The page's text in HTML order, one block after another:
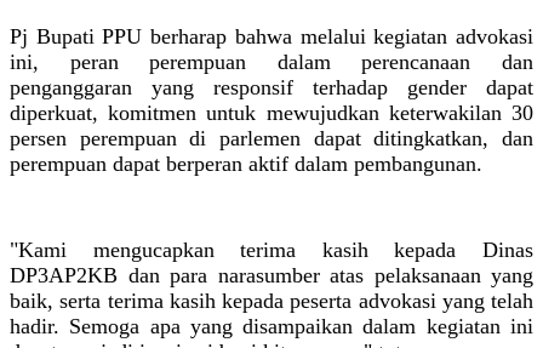
Pj Bupati PPU berharap bahwa melalui kegiatan advokasi
ini, peran perempuan dalam perencanaan dan
penganggaran yang responsif terhadap gender dapat
diperkuat, komitmen untuk mewujudkan keterwakilan 30
persen perempuan di parlemen dapat ditingkatkan, dan
perempuan dapat berperan aktif dalam pembangunan.
"Kami mengucapkan terima kasih kepada Dinas
DP3AP2KB dan para narasumber atas pelaksanaan yang
baik, serta terima kasih kepada peserta advokasi yang telah
hadir. Semoga apa yang disampaikan dalam kegiatan ini